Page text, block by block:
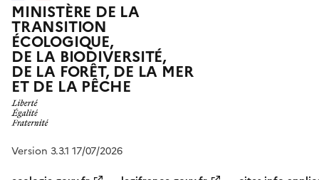
MINISTÈRE DE LA
TRANSITION
ÉCOLOGIQUE,
DE LA BIODIVERSITÉ,
DE LA FORÊT, DE LA MER
ET DE LA PÊCHE
Version 3.3.1 17/07/2026